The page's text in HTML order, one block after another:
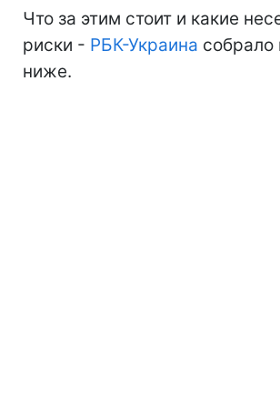
Что за этим стоит и какие
риски - РБК-Украина собрало
ниже.